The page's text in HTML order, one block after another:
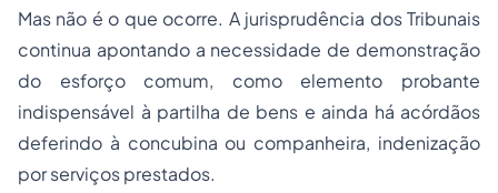
Mas não é o que ocorre. A jurisprudência dos Tribunais
continua apontando a necessidade de demonstração
do esforço comum, como elemento probante
indispensável à partilha de bens e ainda há acórdãos
deferindo à concubina ou companheira, indenização
por serviços prestados.